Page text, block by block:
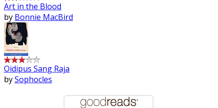
Art in the Blood
by Bonnie MacBird
Oidipus Sang Raja
bySophocles